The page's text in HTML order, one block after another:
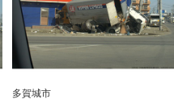
多賀城市